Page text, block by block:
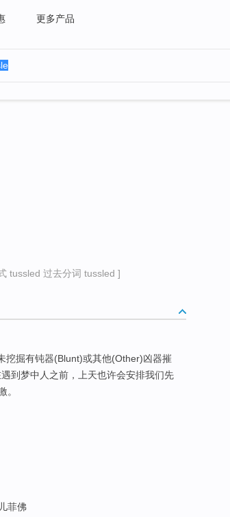
更多产品
tussled 过去分词 tussled ]
挖掘有钝器(Blunt)或其他(Other)凶器摧
到梦中人之前，上天也许会安排我们先
。
菲佛